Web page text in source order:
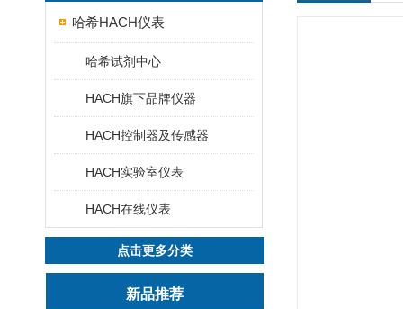
哈希HACH仪表
哈希试剂中心
HACH旗下品牌仪器
HACH控制器及传感器
HACH实验室仪表
HACH在线仪表
点击更多分类
新品推荐